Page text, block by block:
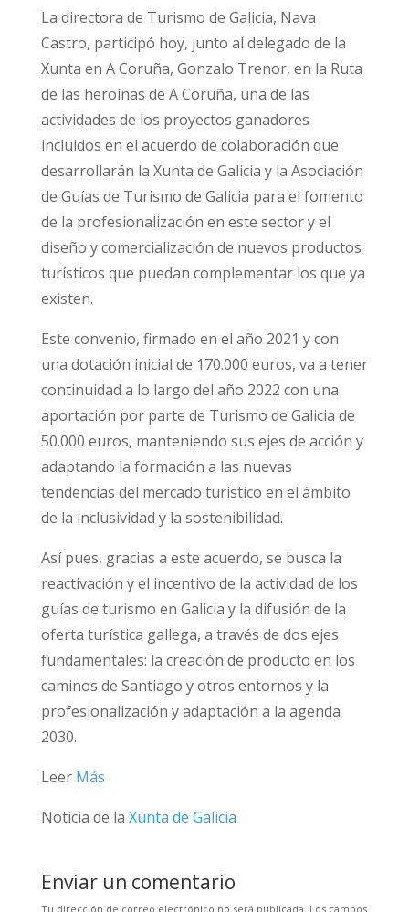
La directora de Turismo de Galicia, Nava
Castro, participó hoy, junto al delegado de la
Xunta en A Coruña, Gonzalo Trenor, en la Ruta
de las heroínas de A Coruña, una de las
actividades de los proyectos ganadores
incluidos en el acuerdo de colaboración que
desarrollarán la Xunta de Galicia y la Asociación
de Guías de Turismo de Galicia para el fomento
de la profesionalización en este sector y el
diseño y comercialización de nuevos productos
turísticos que puedan complementar los que ya
existen.
Este convenio, firmado en el año 2021 y con
una dotación inicial de 170.000 euros, va a tener
continuidad a lo largo del año 2022 con una
aportación por parte de Turismo de Galicia de
50.000 euros, manteniendo sus ejes de acción y
adaptando la formación a las nuevas
tendencias del mercado turístico en el ámbito
de la inclusividad y la sostenibilidad.
Así pues, gracias a este acuerdo, se busca la
reactivación y el incentivo de la actividad de los
guías de turismo en Galicia y la difusión de la
oferta turística gallega, a través de dos ejes
fundamentales: la creación de producto en los
caminos de Santiago y otros entornos y la
profesionalización y adaptación a la agenda
2030.
Leer Más
Noticia de la Xunta de Galicia
Enviar un comentario
Tu dirección de correo electrónico no será publicada. Los campos